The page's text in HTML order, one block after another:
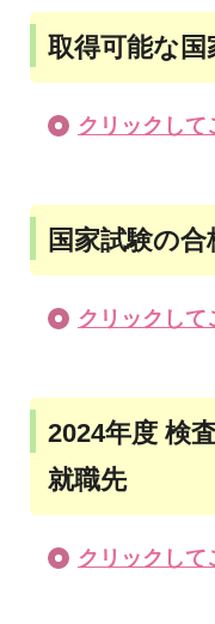
取得可能な国
クリックして
国家試験の合
クリックして
2024年度 検
就職先
クリックして